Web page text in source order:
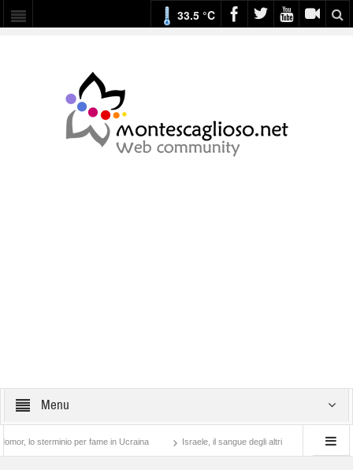
33.5 °C
Menu
per fame in Ucraina Israele, il sangue degli altri Lotta di classe… tra